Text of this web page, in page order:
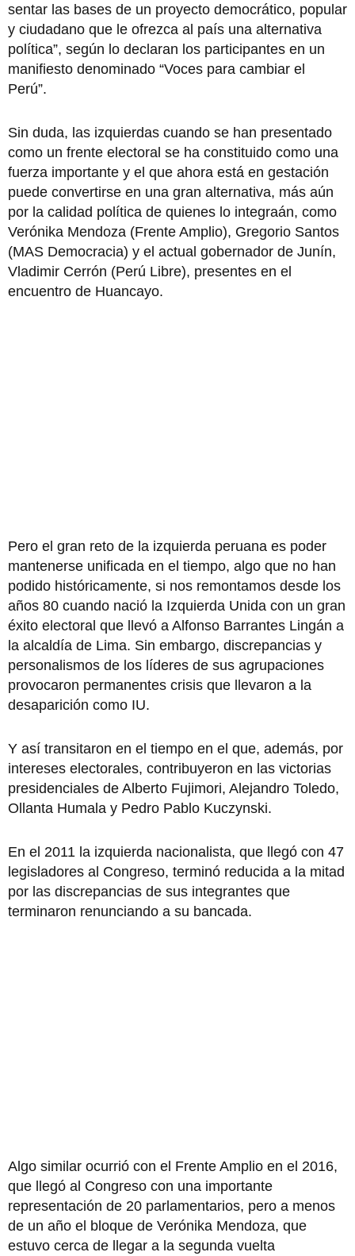
sentar las bases de un proyecto democrático, popular
y ciudadano que le ofrezca al país una alternativa
política”, según lo declaran los participantes en un
manifiesto denominado “Voces para cambiar el
Perú”.
Sin duda, las izquierdas cuando se han presentado
como un frente electoral se ha constituido como una
fuerza importante y el que ahora está en gestación
puede convertirse en una gran alternativa, más aún
por la calidad política de quienes lo integraán, como
Verónika Mendoza (Frente Amplio), Gregorio Santos
(MAS Democracia) y el actual gobernador de Junín,
Vladimir Cerrón (Perú Libre), presentes en el
encuentro de Huancayo.
Pero el gran reto de la izquierda peruana es poder
mantenerse unificada en el tiempo, algo que no han
podido históricamente, si nos remontamos desde los
años 80 cuando nació la Izquierda Unida con un gran
éxito electoral que llevó a Alfonso Barrantes Lingán a
la alcaldía de Lima. Sin embargo, discrepancias y
personalismos de los líderes de sus agrupaciones
provocaron permanentes crisis que llevaron a la
desaparición como IU.
Y así transitaron en el tiempo en el que, además, por
intereses electorales, contribuyeron en las victorias
presidenciales de Alberto Fujimori, Alejandro Toledo,
Ollanta Humala y Pedro Pablo Kuczynski.
En el 2011 la izquierda nacionalista, que llegó con 47
legisladores al Congreso, terminó reducida a la mitad
por las discrepancias de sus integrantes que
terminaron renunciando a su bancada.
Algo similar ocurrió con el Frente Amplio en el 2016,
que llegó al Congreso con una importante
representación de 20 parlamentarios, pero a menos
de un año el bloque de Verónika Mendoza, que
estuvo cerca de llegar a la segunda vuelta